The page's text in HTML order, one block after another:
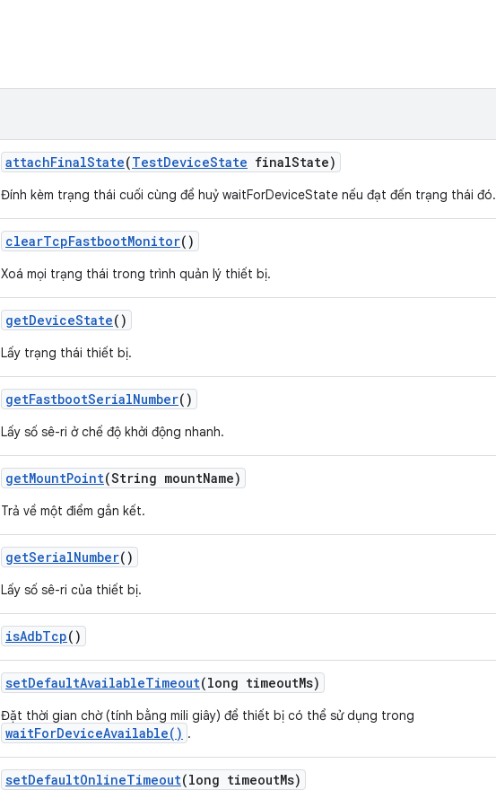
attachFinalState(TestDeviceState finalState)
Đính kèm trạng thái cuối cùng để huỷ waitForDeviceState nếu đạt đến trạng thái đó.
clearTcpFastbootMonitor()
Xoá mọi trạng thái trong trình quản lý thiết bị.
getDeviceState()
Lấy trạng thái thiết bị.
getFastbootSerialNumber()
Lấy số sê-ri ở chế độ khởi động nhanh.
getMountPoint(String mountName)
Trả về một điểm gắn kết.
getSerialNumber()
Lấy số sê-ri của thiết bị.
isAdbTcp()
setDefaultAvailableTimeout(long timeoutMs)
Đặt thời gian chờ (tính bằng mili giây) để thiết bị có thể sử dụng trong
waitForDeviceAvailable() .
setDefaultOnlineTimeout(long timeoutMs)